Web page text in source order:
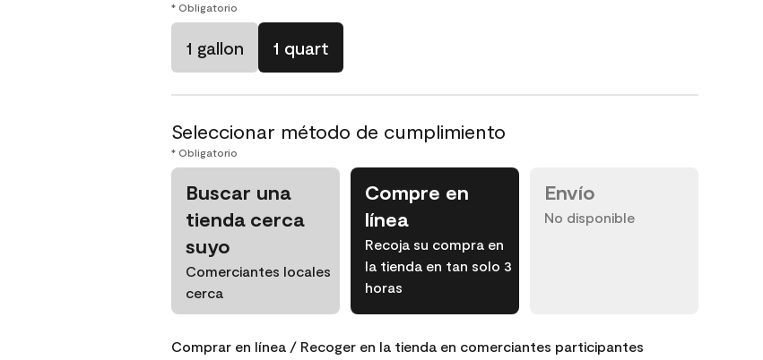
* Obligatorio
1 gallon 1 quart
Seleccionar método de cumplimiento
* Obligatorio
Buscar una
tienda cerca
suyo
Comerciantes locales
cerca
Compre en
línea
Recoja su compra en
la tienda en tan solo 3
horas
Envío
No disponible
Comprar en línea / Recoger en la tienda en comerciantes participantes